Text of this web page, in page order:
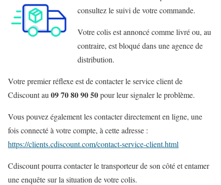
consultez le suivi de votre commande.
Votre colis est annoncé comme livré ou, au
contraire, est bloqué dans une agence de
distribution.
Votre premier réflexe est de contacter le service client de
Cdiscount au 09 70 80 90 50pour leur signaler le problème.
Vous pouvez également les contacter directement en ligne, une
fois connecté à votre compte, à cette adresse :
https://clients.cdiscount.com/contact-service-client.html
Cdiscount pourra contacter le transporteurde son côté et entamer
une enquête sur la situation de votre colis.